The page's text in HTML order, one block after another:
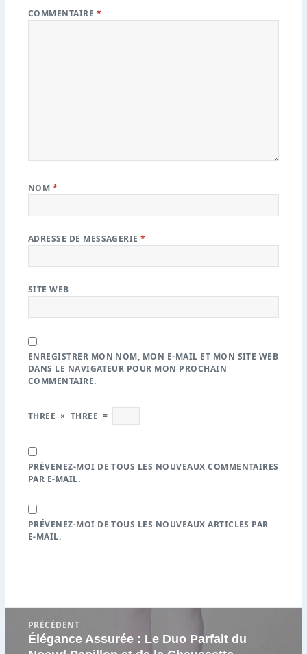
COMMENTAIRE *
NOM *
ADRESSE DE MESSAGERIE*
SITE WEB
ENREGISTRER MON NOM, MON E-MAIL ET MON SITE WEB
DANS LE NAVIGATEUR POUR MON PROCHAIN
COMMENTAIRE.
THREE × THREE =
PRÉVENEZ-MOI DE TOUS LES NOUVEAUX COMMENTAIRES
PAR E-MAIL.
PRÉVENEZ-MOI DE TOUS LES NOUVEAUX ARTICLES PAR
E-MAIL.
l’article
PRÉCÉDENT
Article
Élégance Assurée : Le Duo Parfait du